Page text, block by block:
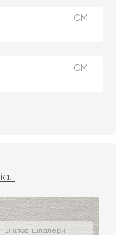
СМ
СМ
Вінілові шпалери